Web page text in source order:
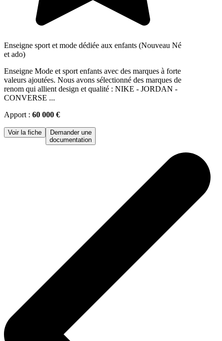
Enseigne sport et mode dédiée aux enfants (Nouveau Né
et ado)
Enseigne Mode et sport enfants avec des marques à forte
valeurs ajoutées. Nous avons sélectionné des marques de
renom qui allient design et qualité : NIKE - JORDAN -
CONVERSE ...
Apport : 60 000 €
Voir la fiche
Demander une
documentation